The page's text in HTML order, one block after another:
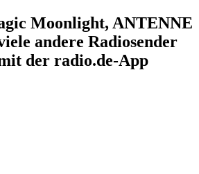
Moonlight, ANTENNE
andere Radiosender
der radio.de-App